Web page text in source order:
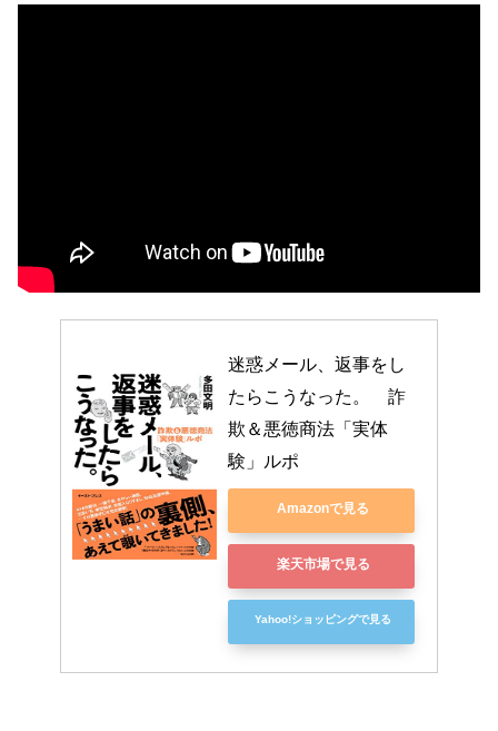
迷惑メール、返事をし
たらこうなった。　詐
欺＆悪徳商法「実体
験」ルポ
Amazonで見る
楽天市場で見る
Yahoo!ショッピングで見る